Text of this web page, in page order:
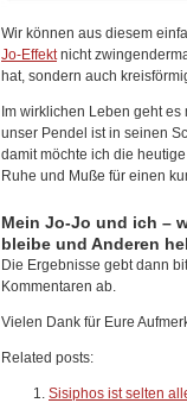
Wir können aus diesem
Jo-Effektnicht
hat, sondern auch
Im wirklichen Leben geht
unser Pendel ist in seinen
damit möchte ich die
Ruhe und Muße für einen
Mein Jo-Jo und ich –
bleibe und Anderen
Die Ergebnisse gebt dann
Kommentaren ab.
Vielen Dank für Eure
Related posts:
Sisiphos ist selten